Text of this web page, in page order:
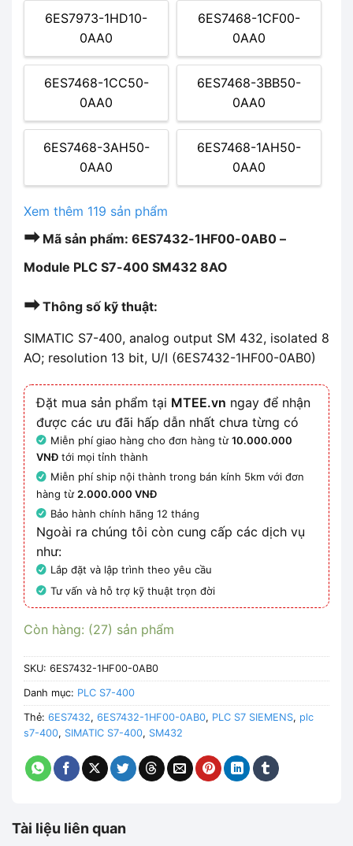
6ES7973-1HD10-
0AA0
6ES7468-1CF00-
0AA0
6ES7468-1CC50-
0AA0
6ES7468-3BB50-
0AA0
6ES7468-3AH50-
0AA0
6ES7468-1AH50-
0AA0
Xem thêm 119 sản phẩm
➡Mã sản phẩm: 6ES7432-1HF00-0AB0 –
Module PLC S7-400 SM432 8AO
➡Thông số kỹ thuật:
SIMATIC S7-400, analog output SM 432, isolated 8
AO; resolution 13 bit, U/I (6ES7432-1HF00-0AB0)
Đặt mua sản phẩm tại MTEE.vn ngay để nhận
được các ưu đãi hấp dẫn nhất chưa từng có
Miễn phí giao hàng cho đơn hàng từ10.000.000
VNĐ tới mọi tỉnh thành
Miễn phí ship nội thành trong bán kính 5km với đơn
hàng từ 2.000.000 VNĐ
Bảo hành chính hãng 12 tháng
Ngoài ra chúng tôi còn cung cấp các dịch vụ
như:
Lắp đặt và lập trình theo yêu cầu
Tư vấn và hỗ trợ kỹ thuật trọn đời
Còn hàng: (27) sản phẩm
SKU: 6ES7432-1HF00-0AB0
Danh mục: PLC S7-400
Thẻ: 6ES7432, 6ES7432-1HF00-0AB0, PLC S7 SIEMENS, plc
s7-400, SIMATIC S7-400, SM432
Tài liệu liên quan